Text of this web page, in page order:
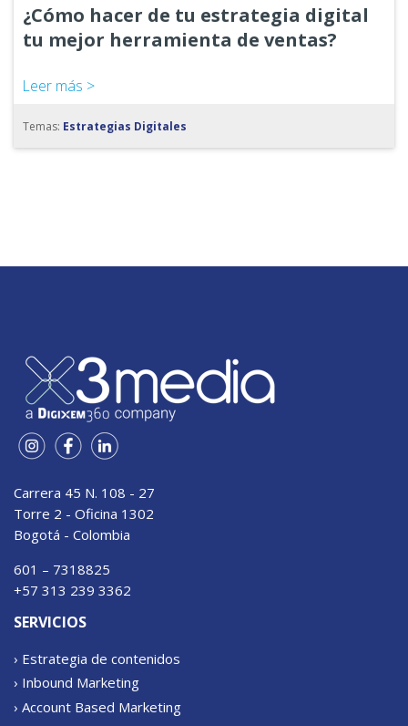
¿Cómo hacer de tu estrategia digital
tu mejor herramienta de ventas?
Leer más >
Temas: Estrategias Digitales
Carrera 45 N. 108 - 27
Torre 2 - Oficina 1302
Bogotá - Colombia
601 – 7318825
+57 313 239 3362
SERVICIOS
› Estrategia de contenidos
› Inbound Marketing
› Account Based Marketing